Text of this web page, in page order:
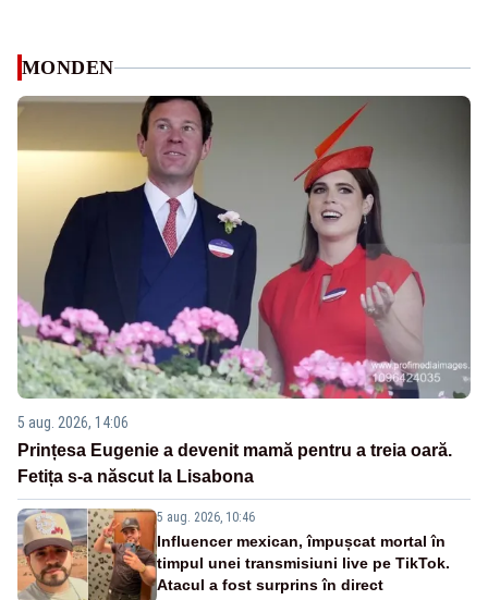
MONDEN
5 aug. 2026, 14:06
Prințesa Eugenie a devenit mamă pentru a treia oară.
Fetița s-a născut la Lisabona
5 aug. 2026, 10:46
Influencer mexican, împușcat mortal în
timpul unei transmisiuni live pe TikTok.
Atacul a fost surprins în direct